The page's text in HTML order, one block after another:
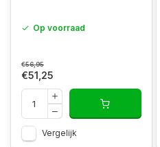
Op voorraad
€56,95
€51,25
Vergelijk